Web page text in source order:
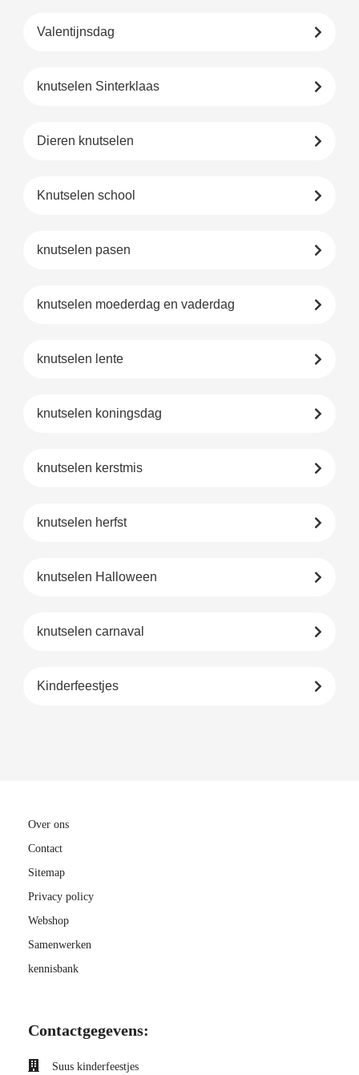
Valentijnsdag
knutselen Sinterklaas
Dieren knutselen
Knutselen school
knutselen pasen
knutselen moederdag en vaderdag
knutselen lente
knutselen koningsdag
knutselen kerstmis
knutselen herfst
knutselen Halloween
knutselen carnaval
Kinderfeestjes
Over ons
Contact
Sitemap
Privacy policy
Webshop
Samenwerken
kennisbank
Contactgegevens:
Suus kinderfeestjes